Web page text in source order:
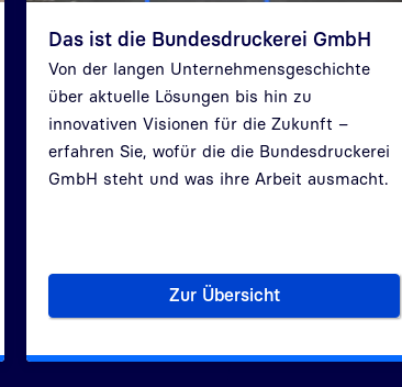
Bundesdruckerei GmbH
Das ist die Bundesdruckerei GmbH
Von der langen Unternehmensgeschichte
über aktuelle Lösungen bis hin zu
innovativen Visionen für die Zukunft –
erfahren Sie, wofür die die Bundesdruckerei
GmbH steht und was ihre Arbeit ausmacht.
Zur Übersicht
Das ist die